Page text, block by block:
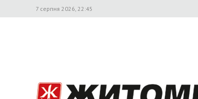
7 серпня 2026, 22:45